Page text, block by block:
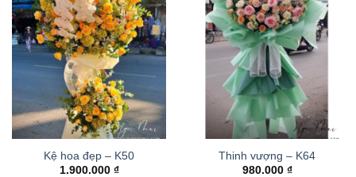
Kệ hoa đẹp – K50
1.900.000 ₫
Thinh vượng – K64
980.000 ₫